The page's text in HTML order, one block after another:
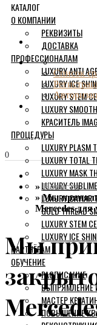
КАТАЛОГ
О КОМПАНИИ
РЕКВИЗИТЫ
ДОСТАВКА
ПРОФЕССИОНАЛАМ
LUXURY ANTI
LUXURY ICE
LUXURY STEM
LUXURY
КРАСИТЕЛЬ
ПРОЦЕДУРЫ
LUXURY PLASM
LUXURY TOTAL
LUXURY MASK
LUXURY
LUXURY CAVIAR
GOLD THREAD
LUXURY STEM
LUXURY ICE
ПАРТНЁРАМ
ОБУЧЕНИЕ
РАСПИСАНИЕ
МАСТЕР
ПОВЫШЕНИЕ
Список
0
Новости
Мы приняли
Mercedes
Мы